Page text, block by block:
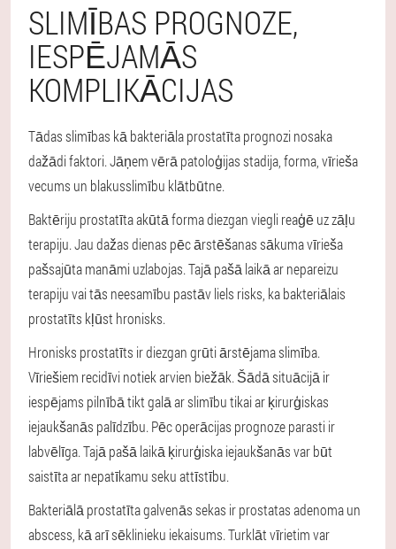
SLIMĪBAS PROGNOZE,
IESPĒJAMĀS
KOMPLIKĀCIJAS
Tādas slimības kā bakteriāla prostatīta prognozi nosaka
dažādi faktori. Jāņem vērā patoloģijas stadija, forma, vīrieša
vecums un blakusslimību klātbūtne.
Baktēriju prostatīta akūtā forma diezgan viegli reaģē uz zāļu
terapiju. Jau dažas dienas pēc ārstēšanas sākuma vīrieša
pašsajūta manāmi uzlabojas. Tajā pašā laikā ar nepareizu
terapiju vai tās neesamību pastāv liels risks, ka bakteriālais
prostatīts kļūst hronisks.
Hronisks prostatīts ir diezgan grūti ārstējama slimība.
Vīriešiem recidīvi notiek arvien biežāk. Šādā situācijā ir
iespējams pilnībā tikt galā ar slimību tikai ar ķirurģiskas
iejaukšanās palīdzību. Pēc operācijas prognoze parasti ir
labvēlīga. Tajā pašā laikā ķirurģiska iejaukšanās var būt
saistīta ar nepatīkamu seku attīstību.
Bakteriālā prostatīta galvenās sekas ir prostatas adenoma un
abscess, kā arī sēklinieku iekaisums. Turklāt vīrietim var